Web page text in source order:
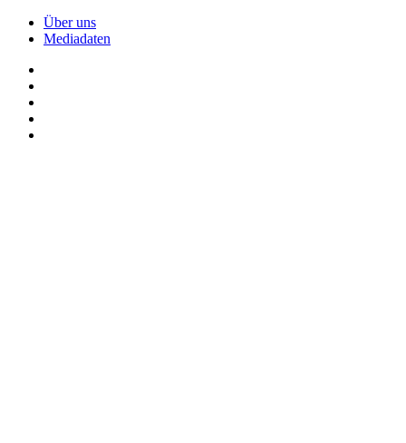
Über uns
Mediadaten